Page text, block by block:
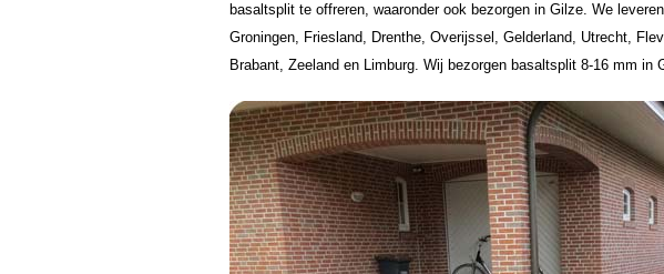
basaltsplit te offreren, waaronder ook bezorgen in Gilze. We
Groningen, Friesland, Drenthe, Overijssel, Gelderland, Utrecht,
Brabant, Zeeland en Limburg. Wij bezorgen basaltsplit 8-16 mm in